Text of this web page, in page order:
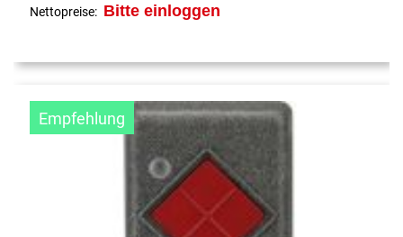
Nettopreise: Bitte einloggen
Empfehlung